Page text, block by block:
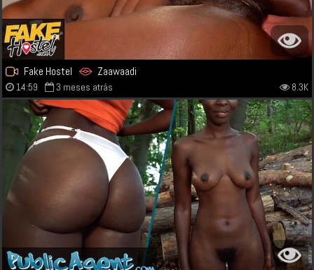
Fake Hostel Zaawaadi
14:59 3 meses atrás 8.3K